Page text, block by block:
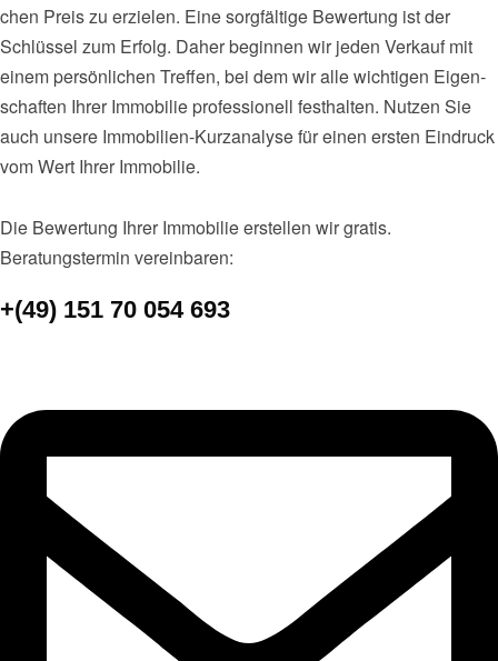
chen Preis zu erzie­len. Eine sorg­fäl­ti­ge Bewer­tung ist der
Schlüs­sel zum Erfolg. Daher begin­nen wir jeden Ver­kauf mit
einem per­sön­li­chen Tref­fen, bei dem wir alle wich­ti­gen Eigen­
schaf­ten Ihrer Immo­bi­lie pro­fes­sio­nell fest­hal­ten. Nut­zen Sie
auch unse­re Immo­bi­li­en-Kurz­ana­ly­se für einen ers­ten Ein­druck
vom Wert Ihrer Immo­bi­lie.
Die Bewer­tung Ihrer Immo­bi­lie erstel­len wir gra­tis.
Bera­tungs­ter­min ver­ein­ba­ren:
+(49) 151 70 054 693